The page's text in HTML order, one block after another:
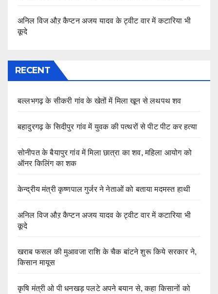
अनिल विज औऱ कैप्टन अजय यादव के ट्वीट वार में कटारिया भी
कूदे
RECENT
बल्लभगढ़ के सीकरी गांव के खेतों में मिला खून से लथपथ शव
बहादुरगढ़ के सिदीपुर गांव में युवक की पत्थरों से पीट पीट कर हत्या
सोनीपत के बैयापुर गांव में मिला छात्रा का शव, महिला आयोग को
ऑनर किलिंग का शक
केन्द्रीय मंत्री कृष्णपाल गुर्जर ने नेताओं को बताया मदमस्त हाथी
अनिल विज औऱ कैप्टन अजय यादव के ट्वीट वार में कटारिया भी
कूदे
खराब फसल की मुआवजा राशि के चैक बांटने शुरू किये सरकार ने,
किसान मायूस
कृषि मंत्री ओ पी धनखड़ पलटे अपने बयान से, कहा किसानों को